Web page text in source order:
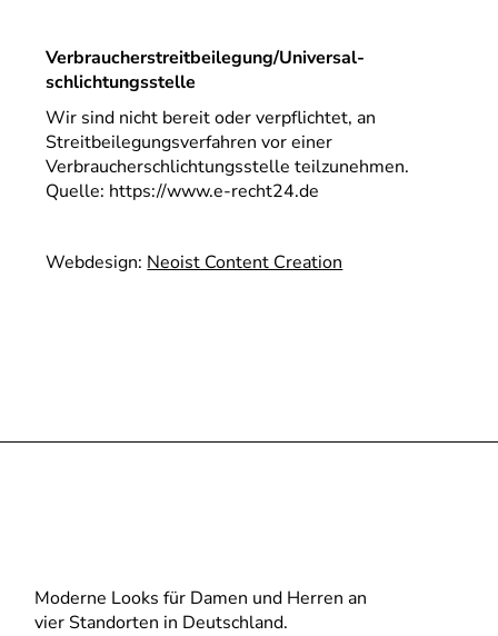
Verbraucher­streit­beilegung/Universal­
schlichtungs­stelle
Wir sind nicht bereit oder verpflichtet, an
Streitbeilegungsverfahren vor einer
Verbraucherschlichtungsstelle teilzunehmen.
Quelle: https://www.e-recht24.de
Webdesign: Neoist Content Creation
Moderne Looks für Damen und Herren an
vier Standorten in Deutschland.